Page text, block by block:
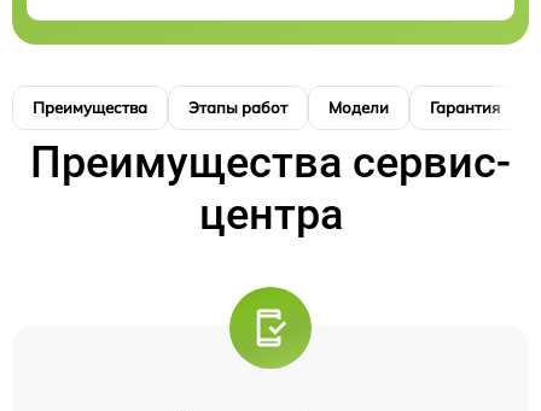
Преимущества Этапы работ Модели Гарантия
Преимущества сервис-
центра